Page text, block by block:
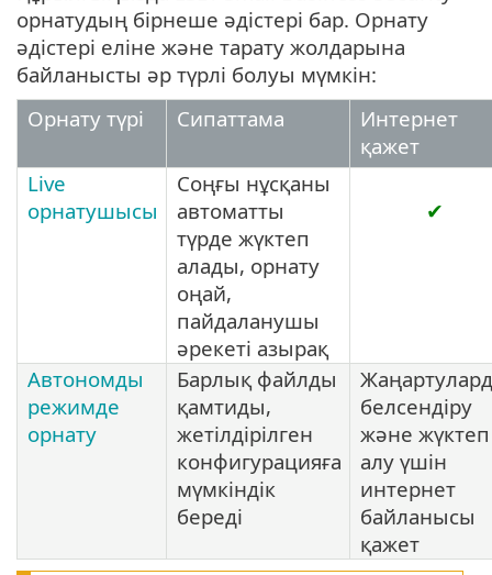
орнатудың бірнеше әдістері бар. Орнату
әдістері еліне және тарату жолдарына
байланысты әр түрлі болуы мүмкін:
Орнату түрі
Сипаттама
Интернет
қажет
Live
орнатушысы
Соңғы нұсқаны
автоматты
түрде жүктеп
алады, орнату
оңай,
пайдаланушы
әрекеті азырақ
✔
Автономды
режимде
орнату
Барлық файлды
қамтиды,
жетілдірілген
конфигурацияға
мүмкіндік
береді
белсендіру
және жүктеп
алу үшін
интернет
байланысы
қажет